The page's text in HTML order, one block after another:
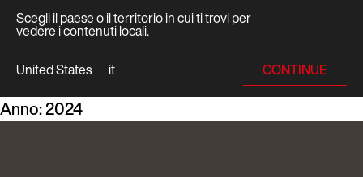
Scegli il paese o il territorio in cui ti trovi per
vedere i contenuti locali.
United States
it CONTINUE
Anno:2024